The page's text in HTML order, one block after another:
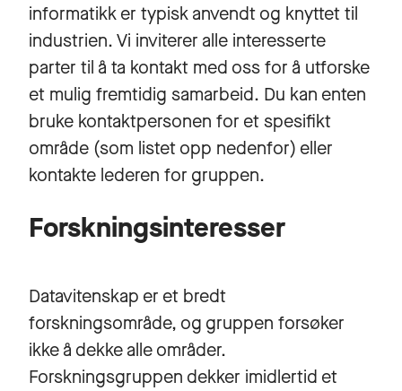
informatikk er typisk anvendt og knyttet til
industrien. Vi inviterer alle interesserte
parter til å ta kontakt med oss for å utforske
et mulig fremtidig samarbeid. Du kan enten
bruke kontaktpersonen for et spesifikt
område (som listet opp nedenfor) eller
kontakte lederen for gruppen.
Forskningsinteresser
Datavitenskap er et bredt
forskningsområde, og gruppen forsøker
ikke å dekke alle områder.
Forskningsgruppen dekker imidlertid et